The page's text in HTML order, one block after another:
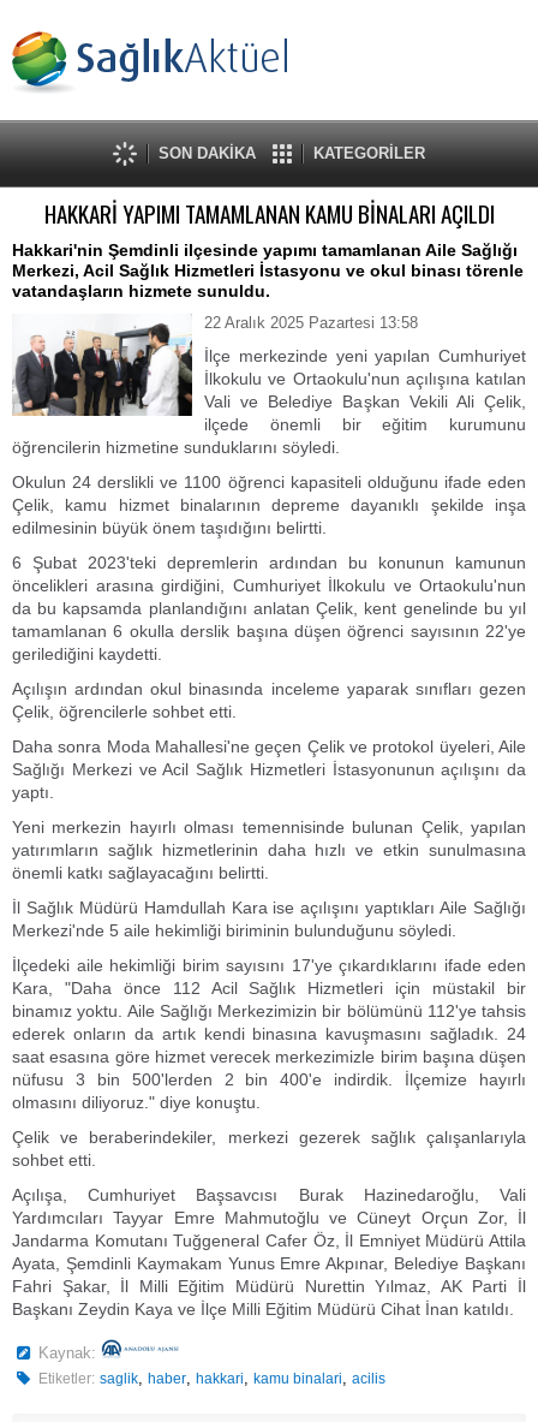
SON DAKİKA KATEGORİLER
HAKKARİ YAPIMI TAMAMLANAN KAMU BİNALARI AÇILDI
Hakkari'nin Şemdinli ilçesinde yapımı tamamlanan Aile Sağlığı
Merkezi, Acil Sağlık Hizmetleri İstasyonu ve okul binası törenle
vatandaşların hizmete sunuldu.
22 Aralık 2025 Pazartesi 13:58
İlçe merkezinde yeni yapılan Cumhuriyet
İlkokulu ve Ortaokulu'nun açılışına katılan
Vali ve Belediye Başkan Vekili Ali Çelik,
ilçede önemli bir eğitim kurumunu
öğrencilerin hizmetine sunduklarını söyledi.
Okulun 24 derslikli ve 1100 öğrenci kapasiteli olduğunu ifade eden
Çelik, kamu hizmet binalarının depreme dayanıklı şekilde inşa
edilmesinin büyük önem taşıdığını belirtti.
6 Şubat 2023'teki depremlerin ardından bu konunun kamunun
öncelikleri arasına girdiğini, Cumhuriyet İlkokulu ve Ortaokulu'nun
da bu kapsamda planlandığını anlatan Çelik, kent genelinde bu yıl
tamamlanan 6 okulla derslik başına düşen öğrenci sayısının 22'ye
gerilediğini kaydetti.
Açılışın ardından okul binasında inceleme yaparak sınıfları gezen
Çelik, öğrencilerle sohbet etti.
Daha sonra Moda Mahallesi'ne geçen Çelik ve protokol üyeleri, Aile
Sağlığı Merkezi ve Acil Sağlık Hizmetleri İstasyonunun açılışını da
yaptı.
Yeni merkezin hayırlı olması temennisinde bulunan Çelik, yapılan
yatırımların sağlık hizmetlerinin daha hızlı ve etkin sunulmasına
önemli katkı sağlayacağını belirtti.
İl Sağlık Müdürü Hamdullah Kara ise açılışını yaptıkları Aile Sağlığı
Merkezi'nde 5 aile hekimliği biriminin bulunduğunu söyledi.
İlçedeki aile hekimliği birim sayısını 17'ye çıkardıklarını ifade eden
Kara, "Daha önce 112 Acil Sağlık Hizmetleri için müstakil bir
binamız yoktu. Aile Sağlığı Merkezimizin bir bölümünü 112'ye tahsis
ederek onların da artık kendi binasına kavuşmasını sağladık. 24
saat esasına göre hizmet verecek merkezimizle birim başına düşen
nüfusu 3 bin 500'lerden 2 bin 400'e indirdik. İlçemize hayırlı
olmasını diliyoruz." diye konuştu.
Çelik ve beraberindekiler, merkezi gezerek sağlık çalışanlarıyla
sohbet etti.
Açılışa, Cumhuriyet Başsavcısı Burak Hazinedaroğlu, Vali
Yardımcıları Tayyar Emre Mahmutoğlu ve Cüneyt Orçun Zor, İl
Jandarma Komutanı Tuğgeneral Cafer Öz, İl Emniyet Müdürü Attila
Ayata, Şemdinli Kaymakam Yunus Emre Akpınar, Belediye Başkanı
Fahri Şakar, İl Milli Eğitim Müdürü Nurettin Yılmaz, AK Parti İl
Başkanı Zeydin Kaya ve İlçe Milli Eğitim Müdürü Cihat İnan katıldı.
Kaynak:
Etiketler: saglik,haber,hakkari,kamu binalari,acilis